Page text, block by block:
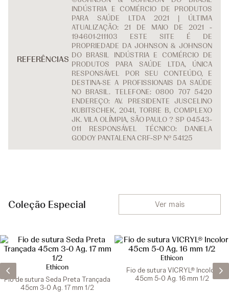
REFERÊNCIAS
INDÚSTRIA E COMÉRCIO DE PRODUTOS
PARA SAÚDE LTDA 2021 | ÚLTIMA
ATUALIZAÇÃO: 21 DE MAIO DE 2021 -
194601-211103 ESTE SITE É DE
PROPRIEDADE DA JOHNSON & JOHNSON
DO BRASIL INDÚSTRIA E COMÉRCIO DE
PRODUTOS PARA SAÚDE LTDA, ÚNICA
RESPONSÁVEL POR SEU CONTEÚDO, E
DESTINA-SE A PROFISSIONAIS DA SAÚDE
NO BRASIL. TELEFONE: 0800 707 5420
ENDEREÇO: AV. PRESIDENTE JUSCELINO
KUBITSCHEK, 2041, TORRE B, COMPLEXO
JK. VILA OLÍMPIA, SÃO PAULO ? SP 04543-
011 RESPONSÁVEL TÉCNICO: DANIELA
GODOY PANTALENA CRF-SP Nº 54125
Coleção Especial Ver mais
Ethicon
Fio de sutura Seda Preta Trançada
45cm 3-0 Ag. 17 mm 1/2
Ethicon
Fio de sutura VICRYL® Incolor
45cm 5-0 Ag. 16 mm 1/2